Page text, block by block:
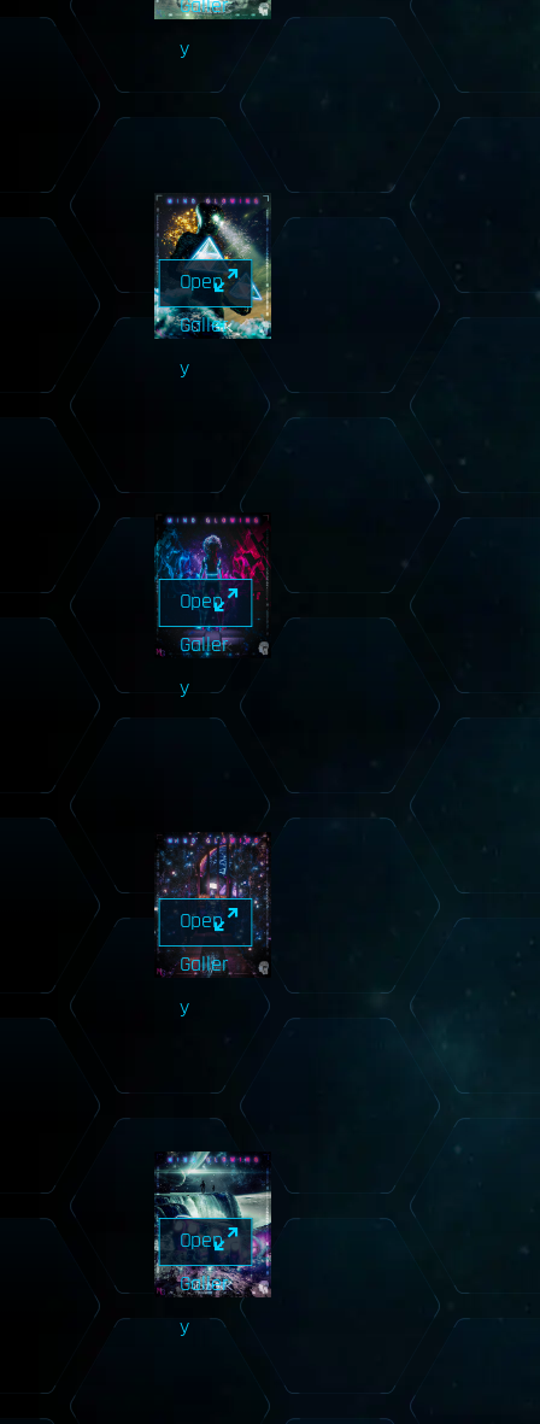
Galler
y
Open
Galler
y
Open
Galler
y
Open
Galler
y
Open
Galler
y